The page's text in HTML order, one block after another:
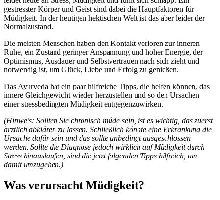
gestresster Körper und Geist sind dabei die Hauptfaktoren für
Müdigkeit. In der heutigen hektischen Welt ist das aber leider der
Normalzustand.
Die meisten Menschen haben den Kontakt verloren zur inneren
Ruhe, ein Zustand geringer Anspannung und hoher Energie, der
Optimismus, Ausdauer und Selbstvertrauen nach sich zieht und
notwendig ist, um Glück, Liebe und Erfolg zu genießen.
Das Ayurveda hat ein paar hilfreiche Tipps, die helfen können, das
innere Gleichgewicht wieder herzustellen und so den Ursachen
einer stressbedingten Müdigkeit entgegenzuwirken.
(Hinweis: Sollten Sie chronisch müde sein, ist es wichtig, das zuerst
ärztlich abklären zu lassen. Schließlich könnte eine Erkrankung die
Ursache dafür sein und das sollte unbedingt ausgeschlossen
werden. Sollte die Diagnose jedoch wirklich auf Müdigkeit durch
Stress hinauslaufen, sind die jetzt folgenden Tipps hilfreich, um
damit umzugehen.)
Was verursacht Müdigkeit?